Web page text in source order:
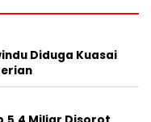
Diduga Kuasai